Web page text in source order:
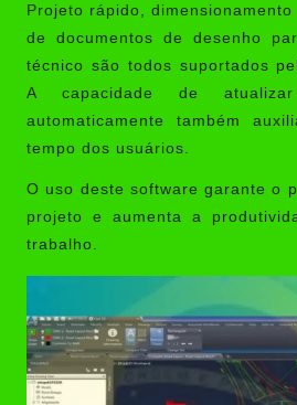
Projeto rápido,
de documentos de desenho
técnico são todos suportados
A capacidade de
automaticamente também
tempo dos usuários.
O uso deste software garante o
projeto e aumenta a
trabalho.